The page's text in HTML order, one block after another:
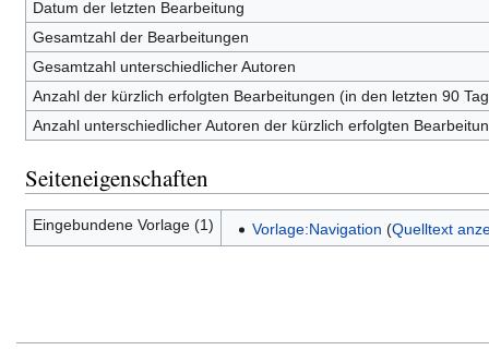
Datum der letzten Bearbeitung
Gesamtzahl der Bearbeitungen
Gesamtzahl unterschiedlicher Autoren
Anzahl der kürzlich erfolgten Bearbeitungen (in den letzten 90
Anzahl unterschiedlicher Autoren der kürzlich erfolgten
Seiteneigenschaften
Eingebundene Vorlage (1) Vorlage:Navigation (Quelltext